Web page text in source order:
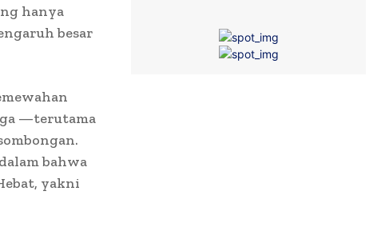
hanya
besar
—terutama
bahwa
yakni